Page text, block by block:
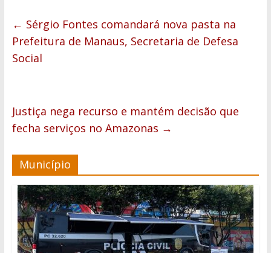
← Sérgio Fontes comandará nova pasta na
Prefeitura de Manaus, Secretaria de Defesa
Social
Justiça nega recurso e mantém decisão que
fecha serviços no Amazonas →
Município